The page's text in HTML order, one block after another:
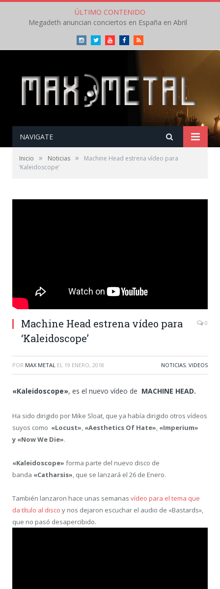
ÚLTIMO CONTENIDO
Megadeth anuncian conciertos en España en Abril
InstagramTwitterYoutubeFacebookRSS
NAVIGATE
Inicio » Noticias »
Machine Head estrena vídeo para
‘Kaleidoscope’
Machine Head estrena vídeo para
‘Kaleidoscope’
0
POR MAX METAL EL 19 ENERO, 2018 NOTICIAS, VIDEOS
«Kaleidoscope», es el nuevo vídeo de MACHINE HEAD.
Ha sido dirigido por Mike Sloat, que ya había dirigido otros vídeos
suyos como «Locust» «Aesthetics Of Hate» «Imperium»
y «Now We Die».
«Kaleidoscope» forma parte del nuevo disco de
banda «Catharsis», que se lanzará el 26 de Enero.
También lanzaron hace unas semanas vídeo para el tema que
da título al disco y nos dejaron escuchar el audio de «Bastards»,
que no pasó desapercibido.